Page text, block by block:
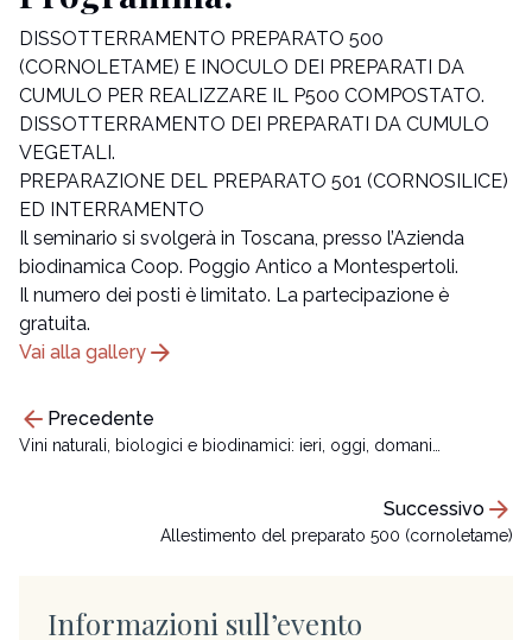
DISSOTTERRAMENTO PREPARATO 500
(CORNOLETAME) E INOCULO DEI PREPARATI DA
CUMULO PER REALIZZARE IL P500 COMPOSTATO.
DISSOTTERRAMENTO DEI PREPARATI DA CUMULO
VEGETALI.
PREPARAZIONE DEL PREPARATO 501 (CORNOSILICE)
ED INTERRAMENTO
Il seminario si svolgerà in Toscana, presso l’Azienda
biodinamica Coop. Poggio Antico a Montespertoli.
Il numero dei posti è limitato. La partecipazione è
gratuita.
Vai alla gallery arrow_forward
arrow_back Precedente
Vini naturali, biologici e biodinamici: ieri, oggi, domani…
Successivoarrow_forward
Allestimento del preparato 500 (cornoletame)
Informazioni sull’evento